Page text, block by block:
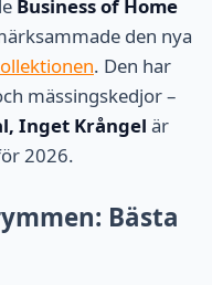
Business of Home
den nya
. Den har
mässingskedjor –
Inget Krångel är
2026.
Bästa